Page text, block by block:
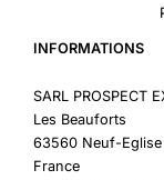
INFORMATIONS
SARL PROSPECT
Les Beauforts
63560 Neuf-Eglise
France